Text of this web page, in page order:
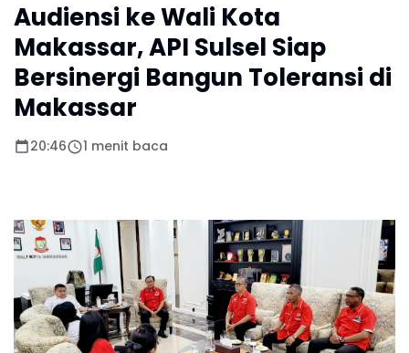
Audiensi ke Wali Kota
Makassar, API Sulsel Siap
Bersinergi Bangun Toleransi di
Makassar
20:46 1 menit baca